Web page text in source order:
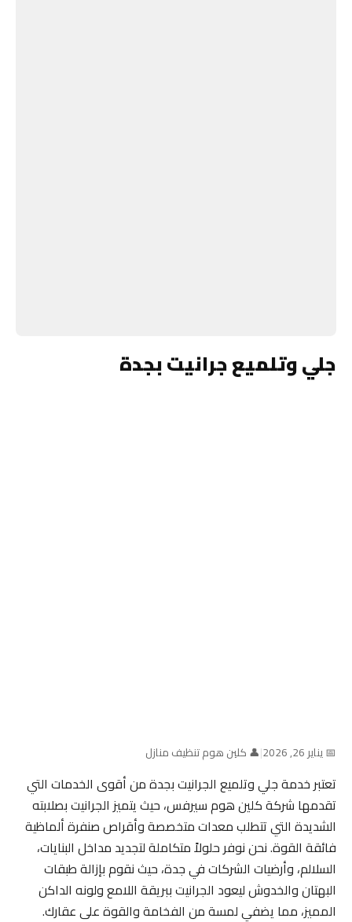
جلي وتلميع جرانيت بجدة
📅 يناير 26, 2026 |👤 كلين هوم تنظيف منازل
تعتبر خدمة جلي وتلميع الجرانيت بجدة من أقوى الخدمات التي
تقدمها شركة كلين هوم سيرفس، حيث يتميز الجرانيت بصلابته
الشديدة التي تتطلب معدات متخصصة وأقراص صنفرة ألماظية
فائقة القوة. نحن نوفر حلولاً متكاملة لتجديد مداخل البنايات،
السلالم، وأرضيات الشركات في جدة، حيث نقوم بإزالة طبقات
البهتان والخدوش ليعود الجرانيت ببريقة اللامع ولونه الداكن
المميز، مما يضفي لمسة من الفخامة والقوة على عقارك.